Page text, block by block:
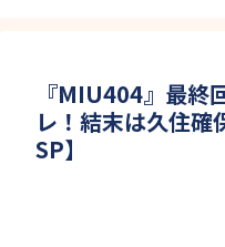
『MIU404』最終
レ！結末は久住
SP】